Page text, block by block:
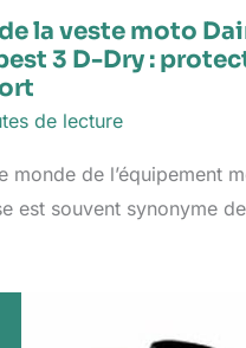
la veste moto
3 D-Dry :
de lecture
monde de l’équipement
est souvent synonyme